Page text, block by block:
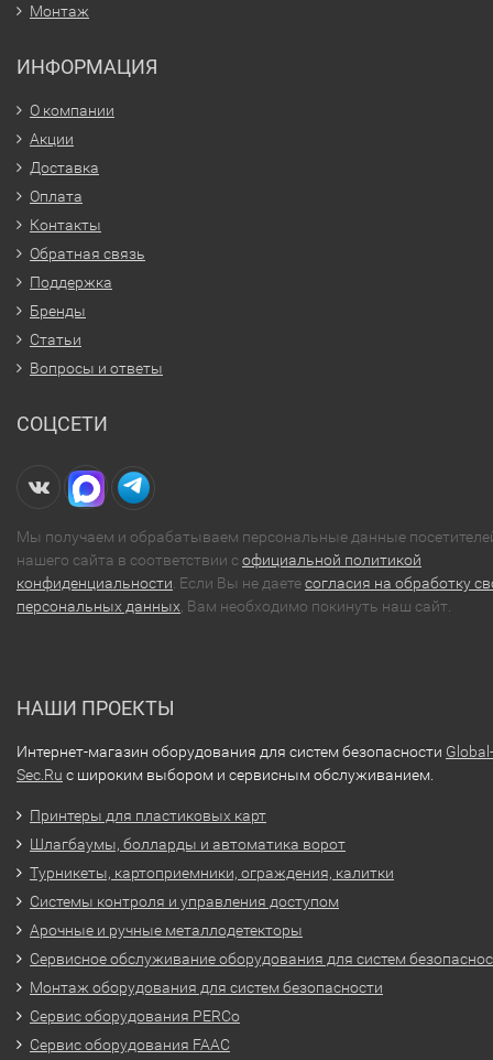
Монтаж
ИНФОРМАЦИЯ
О компании
Акции
Доставка
Оплата
Контакты
Обратная связь
Поддержка
Бренды
Статьи
Вопросы и ответы
СОЦСЕТИ
Мы получаем и обрабатываем персональные данные
нашего сайта в соответствии софициальной политикой
конфиденциальности . Если Вы не даетесогласия на обработку
персональных данных , Вам необходимо покинуть наш сайт.
НАШИ ПРОЕКТЫ
Интернет-магазин оборудования для систем безопасности Global-
Sec.Ru с широким выбором и сервисным обслуживанием.
Принтеры для пластиковых карт
Шлагбаумы, болларды и автоматика ворот
Турникеты, картоприемники, ограждения, калитки
Системы контроля и управления доступом
Арочные и ручные металлодетекторы
Сервисное обслуживание оборудования для систем
Монтаж оборудования для систем безопасности
Сервис оборудования PERCo
Сервис оборудования FAAC